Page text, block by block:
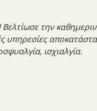
την
υπηρεσίες
ισχιαλγία.